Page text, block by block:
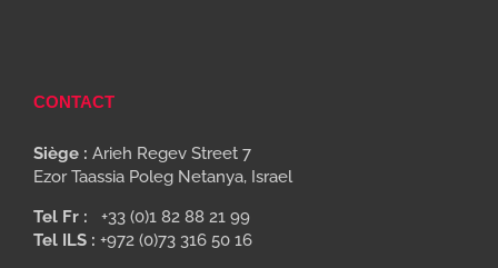
CONTACT
Siège : Arieh Regev Street 7
Ezor Taassia Poleg Netanya, Israel
Tel Fr : +33 (0)1 82 88 21 99
Tel ILS : +972 (0)73 316 50 16